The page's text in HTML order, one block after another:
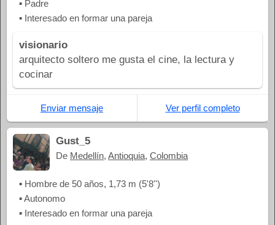
▪ Padre
▪ Interesado en formar una pareja
visionario
arquitecto soltero me gusta el cine, la lectura y
cocinar
Enviar mensaje Ver perfil completo
Gust_5
De Medellín, Antioquia, Colombia
▪ Hombre de 50 años, 1,73 m (5'8'')
▪ Autonomo
▪ Interesado en formar una pareja